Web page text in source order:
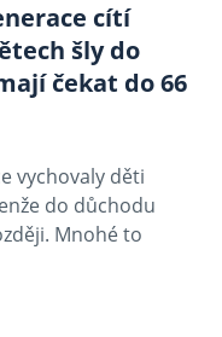
cítí
šly do
čekat do 66
vychovaly děti
do důchodu
Mnohé to